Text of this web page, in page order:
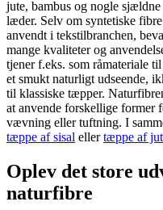
jute, bambus og nogle
læder. Selv om syntetiske
anvendt i tekstilbranchen,
mange kvaliteter og
tjener f.eks. som råmateriale
et smukt naturligt udseende,
til klassiske tæpper.
at anvende forskellige former
vævning eller tuftning. I
tæppe af sisal ellertæppe af
Oplev det store
naturfibre